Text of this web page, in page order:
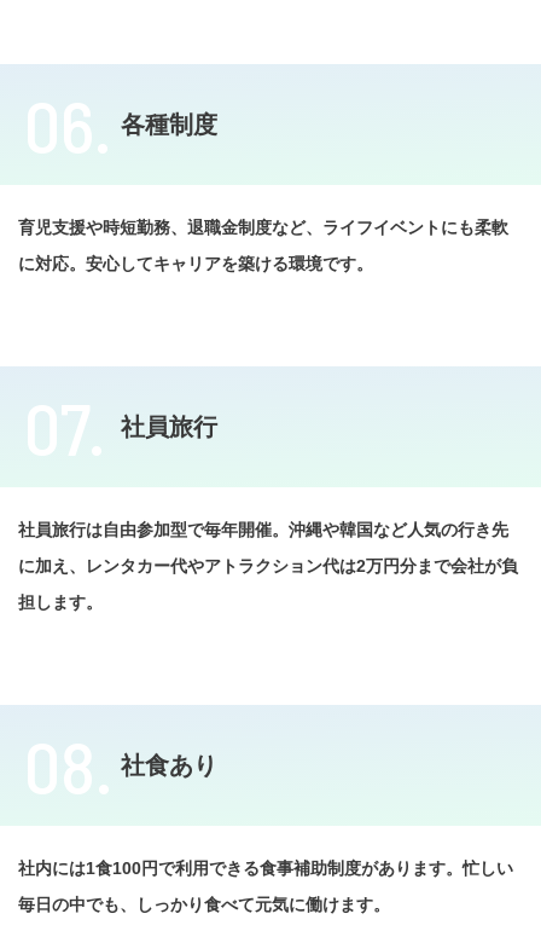
06. 各種制度
育児支援や時短勤務、退職金制度など、ライフイベントにも柔軟
に対応。安心してキャリアを築ける環境です。
07. 社員旅行
社員旅行は自由参加型で毎年開催。沖縄や韓国など人気の行き先
に加え、レンタカー代やアトラクション代は2万円分まで会社が負
担します。
08. 社食あり
社内には1食100円で利用できる食事補助制度があります。忙しい
毎日の中でも、しっかり食べて元気に働けます。